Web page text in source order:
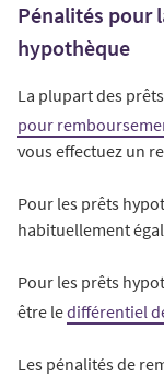
Pénalités pour
hypothèque
La plupart des
pour
vous effectuez un
Pour les prêts
habituellement
Pour les prêts
être ledifférentiel
Les pénalités de